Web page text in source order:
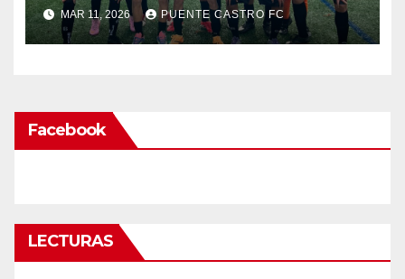
MAR 11, 2026 PUENTE CASTRO FC
Facebook
LECTURAS